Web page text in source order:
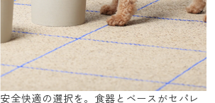
安全快適の選択を。食器とベースがセパレ